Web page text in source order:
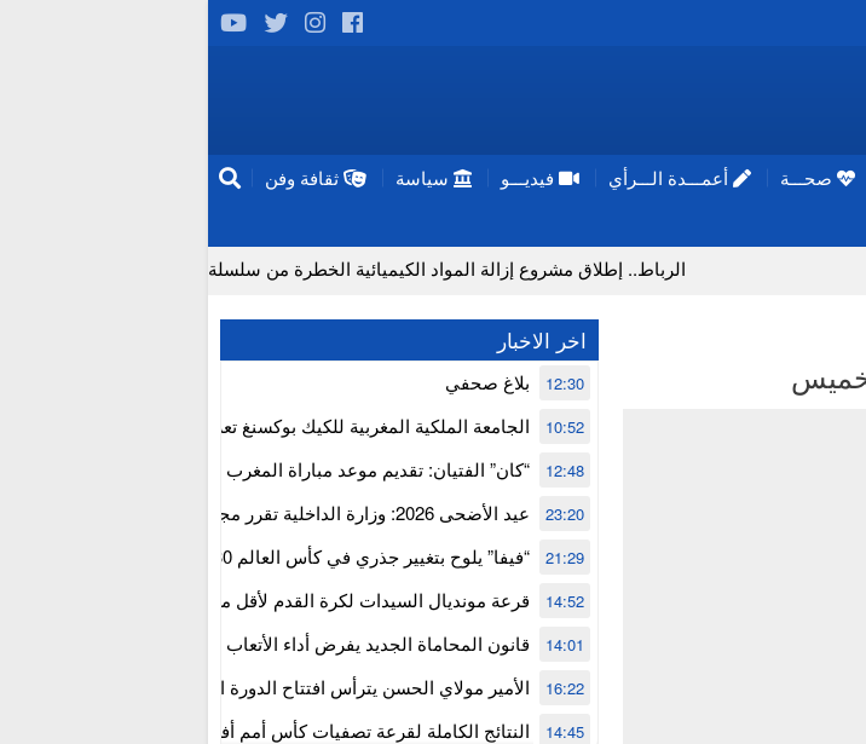
صحـــة أعمـــدة الـــرأي فيديـــو سياسة
ثقافة وفن
الرباط.. إطلاق مشروع إزالة المواد الكيميائية الخطرة من سلسلة إمداد قطاع البناء بالمغرب
اخر الاخبار
بلاغ صحفي 12:30
الجامعة الملكية المغربية للكيك بوكسنغ تعرب عن ارتياحها للتجاوب
للمجلس الأعلى للحسابات
10:52
“كان” الفتيان: تقديم موعد مباراة المغرب والكاميرون بسبب نهائي
إفريقيا
12:48
عيد الأضحى 2026: وزارة الداخلية تقرر مجانية ولوج أسواق الماشية
استنفار” لتنظيمها
23:20
“فيفا” يلوح بتغيير جذري في كأس العالم 2030 21:29
المستوى الأول
14:52
قانون المحاماة الجديد يفرض أداء الأتعاب التي تفوق 10 آلاف درهم بالشيك 14:01
الأمير مولاي الحسن يترأس افتتاح الدورة الثالثة من معرض المغرب
الألعاب الإلكترونية
16:22
النتائج الكاملة لقرعة تصفيات كأس أمم أفريقيا 2027 14:45